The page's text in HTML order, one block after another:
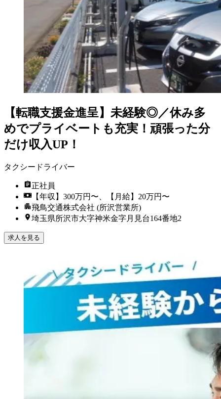
【転職支援金進呈】未経験◎／休み多
めでプライベートも充実！頑張った分
だけ収入UP！
タクシードライバー
正社員
【年収】300万円〜、【月給】20万円〜
飛鳥交通株式会社 (所沢営業所)
埼玉県所沢市大字神米金字月見台164番地2
求人を見る